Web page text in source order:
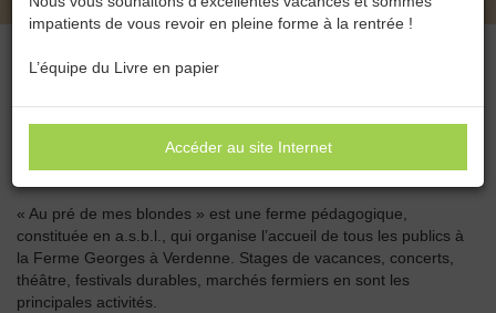
impatients de vous revoir en pleine forme à la rentrée !
L’équipe du Livre en papier
Accéder au site Internet
AU PRÉ DE MES BLONDES ASBL
« Au pré de mes blondes » est une ferme pédagogique,
constituée en a.s.b.l., qui organise l’accueil de tous les publics à
la Ferme Georges à Verdenne. Stages de vacances, concerts,
théâtre, festivals durables, marchés fermiers en sont les
principales activités.